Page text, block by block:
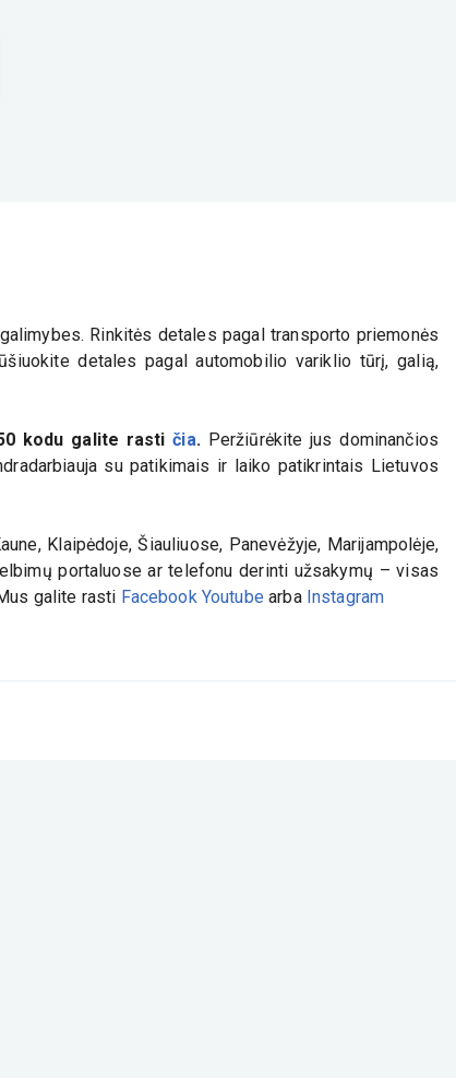
Rinkitės detales pagal transporto priemonės
detales pagal automobilio variklio tūrį, galią,
kodu galite rastičia. Peržiūrėkite jus dominančios
su patikimais ir laiko patikrintais Lietuvos
Klaipėdoje, Šiauliuose, Panevėžyje, Marijampolėje,
portaluose ar telefonu derinti užsakymų – visas
galite rasti Facebook Youtube arba Instagram